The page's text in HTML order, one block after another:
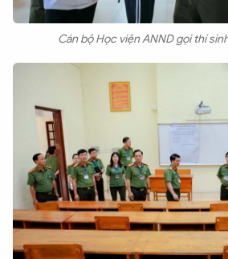
Cán bộ Học viện ANND gọi thí